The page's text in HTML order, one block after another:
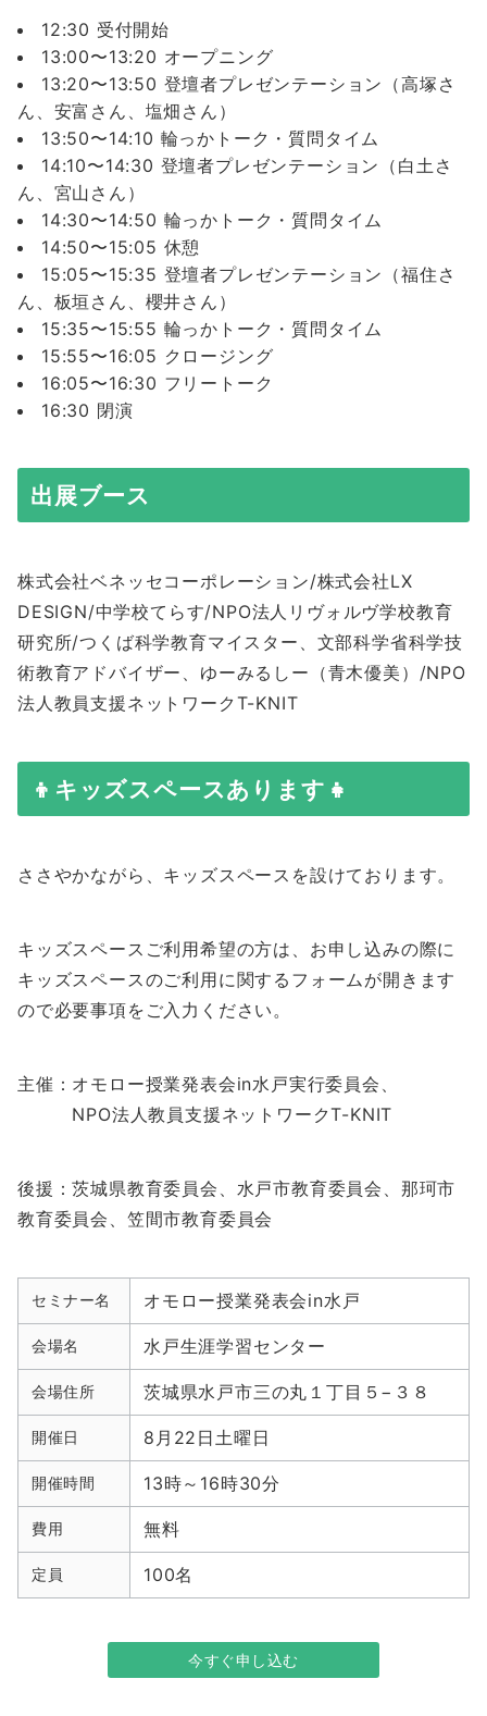
12:30 受付開始
13:00〜13:20 オープニング
13:20〜13:50 登壇者プレゼンテーション（高塚さ
ん、安富さん、塩畑さん）
13:50〜14:10 輪っかトーク・質問タイム
14:10〜14:30 登壇者プレゼンテーション（白土さ
ん、宮山さん）
14:30〜14:50 輪っかトーク・質問タイム
14:50〜15:05 休憩
15:05〜15:35 登壇者プレゼンテーション（福住さ
ん、板垣さん、櫻井さん）
15:35〜15:55 輪っかトーク・質問タイム
15:55〜16:05 クロージング
16:05〜16:30 フリートーク
16:30 閉演
出展ブース
株式会社ベネッセコーポレーション/株式会社LX
DESIGN/中学校てらす/NPO法人リヴォルヴ学校教育
研究所/つくば科学教育マイスター、文部科学省科学技
術教育アドバイザー、ゆーみるしー（青木優美）/NPO
法人教員支援ネットワークT-KNIT
👦キッズスペースあります👧
ささやかながら、キッズスペースを設けております。
キッズスペースご利用希望の方は、お申し込みの際に
キッズスペースのご利用に関するフォームが開きます
ので必要事項をご入力ください。
主催：オモロー授業発表会in水戸実行委員会、
NPO法人教員支援ネットワークT-KNIT
後援：茨城県教育委員会、水戸市教育委員会、那珂市
教育委員会、笠間市教育委員会
セミナー名 オモロー授業発表会in水戸
会場名 水戸生涯学習センター
会場住所 茨城県水戸市三の丸１丁目５−３８
開催日 8月22日土曜日
開催時間 13時～16時30分
費用 無料
定員 100名
今すぐ申し込む